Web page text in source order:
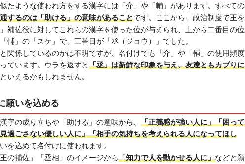
たような使われ方をする漢字には「介」や「輔」があります。すべての
するのは「助ける」の意味があることです。ここから、政治制度で王を
補佐役に対してこれらの漢字を使った位が与えられ、上から二番目の位
輔」の「スケ」で、三番目が「丞（ジョウ）」でした。
関係しているのかは不明ですが、名付けでも「介」や「輔」の使用頻度
ています。ウラを返すと「丞」は新鮮な印象を与え、友達ともカブりに
といえるかもしれません。
願いを込める
字の成り立ちや「助ける」の意味から、 「正義感が強い人に」「困って
過ごさない優しい人に」「相手の気持ちを考えられる人になってほし
を込めて名付けに使われます。
の補佐」「丞相」のイメージから「知力で人を動かせる人に」などと願